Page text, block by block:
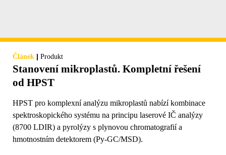
Článek | Produkt
Stanovení mikroplastů. Kompletní řešení
od HPST
HPST pro komplexní analýzu mikroplastů nabízí kombinace
spektroskopického systému na principu laserové IČ analýzy
(8700 LDIR) a pyrolýzy s plynovou chromatografií a
hmotnostním detektorem (Py-GC/MSD).